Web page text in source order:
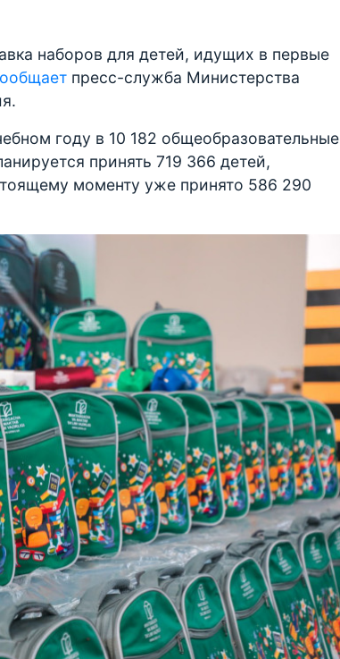
наборов для детей, идущих в первые
пресс-служба Министерства
году в 10 182 общеобразовательные
принять 719 366 детей,
моменту уже принято 586 290